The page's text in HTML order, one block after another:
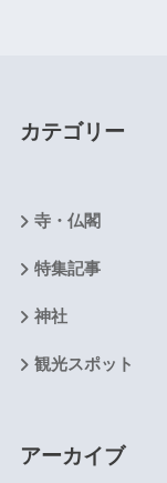
カテゴリー
寺・仏閣
特集記事
神社
観光スポット
アーカイブ